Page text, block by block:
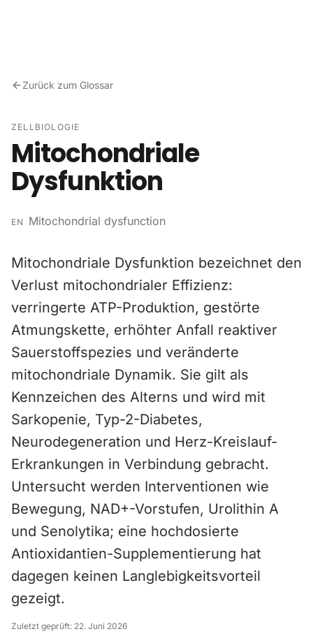
Zurück zum Glossar
ZELLBIOLOGIE
Mitochondriale
Dysfunktion
EN Mitochondrial dysfunction
Mitochondriale Dysfunktion bezeichnet den
Verlust mitochondrialer Effizienz:
verringerte ATP-Produktion, gestörte
Atmungskette, erhöhter Anfall reaktiver
Sauerstoffspezies und veränderte
mitochondriale Dynamik. Sie gilt als
Kennzeichen des Alterns und wird mit
Sarkopenie, Typ-2-Diabetes,
Neurodegeneration und Herz-Kreislauf-
Erkrankungen in Verbindung gebracht.
Untersucht werden Interventionen wie
Bewegung, NAD+-Vorstufen, Urolithin A
und Senolytika; eine hochdosierte
Antioxidantien-Supplementierung hat
dagegen keinen Langlebigkeitsvorteil
gezeigt.
Zuletzt geprüft: 22. Juni 2026